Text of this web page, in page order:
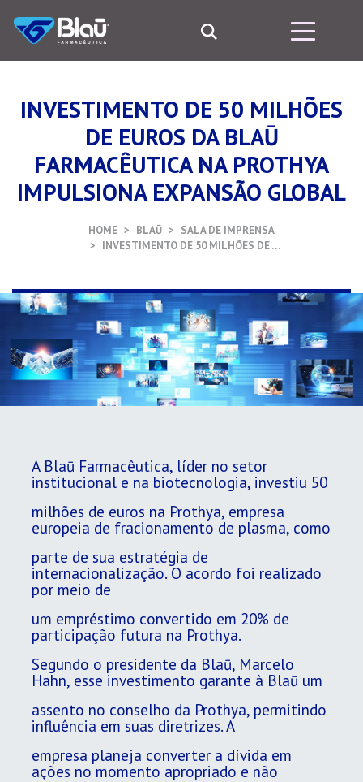
INVESTIMENTO DE 50 MILHÕES
DE EUROS DA BLAŪ
FARMACÊUTICA NA PROTHYA
IMPULSIONA EXPANSÃO GLOBAL
HOME BLAŪ
SALA DE IMPRENSA
INVESTIMENTO DE 50 MILHÕES DE …
A Blaū Farmacêutica, líder no setor
institucional e na biotecnologia, investiu 50
milhões de euros na Prothya, empresa
europeia de fracionamento de plasma, como
parte de sua estratégia de
internacionalização. O acordo foi realizado
por meio de
um empréstimo convertido em 20% de
participação futura na Prothya.
Segundo o presidente da Blaū, Marcelo
Hahn, esse investimento garante à Blaū um
assento no conselho da Prothya, permitindo
influência em suas diretrizes. A
empresa planeja converter a dívida em
ações no momento apropriado e não